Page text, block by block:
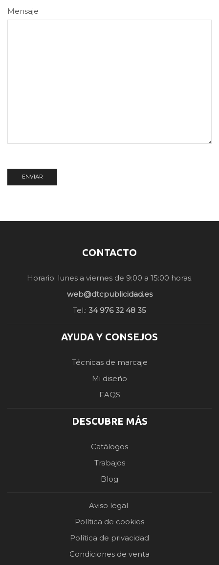
Mensaje
CONTACTO
Horario: lunes a viernes de 9:00 a 15:00 horas.
web@dtcpublicidad.es
Tel.: 34 976 32 48 35
AYUDA Y CONSEJOS
Técnicas de marcaje
Mi diseño
FAQS
DESCUBRE MÁS
Catálogos
Trabajos
Blog
Aviso legal
Política de cookies
Política de privacidad
Condiciones de venta